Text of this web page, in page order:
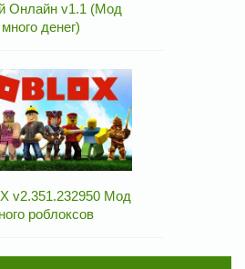
Онлайн v1.1 (Мод
много денег)
v2.351.232950 Мод
роблоксов